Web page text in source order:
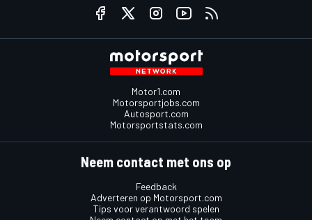
Motor1.com
Motorsportjobs.com
Autosport.com
Motorsportstats.com
Neem contact met ons op
Feedback
Adverteren op Motorsport.com
Tips voor verantwoord spelen